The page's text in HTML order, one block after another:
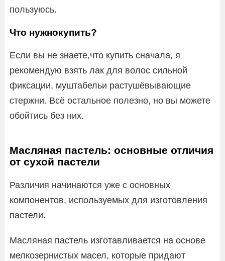
пользуюсь.
Что нужнокупить?
Если вы не знаете,что купить сначала, я
рекомендую взять лак для волос сильной
фиксации, муштабельи растушёвывающие
стержни. Всё остальное полезно, но вы можете
обойтись без них.
Масляная пастель: основные отличия
от сухой пастели
Различия начинаются уже с основных
компонентов, используемых для изготовления
пастели.
Масляная пастель изготавливается на основе
мелкозернистых масел, которые придают